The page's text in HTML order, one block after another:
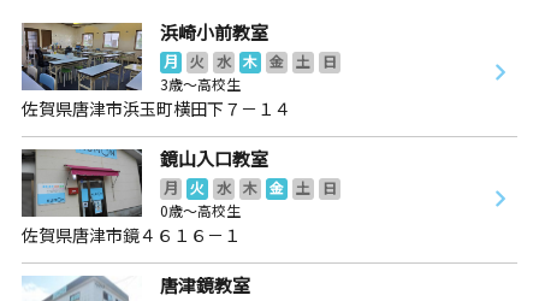
浜崎小前教室
月 火 水 木 金 土
日
3歳～高校生
佐賀県唐津市浜玉町横田下７－１４
鏡山入口教室
月 火 水 木 金 土
日
0歳～高校生
佐賀県唐津市鏡４６１６－１
唐津鏡教室